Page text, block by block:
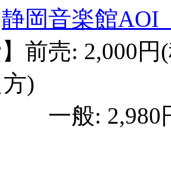
静岡音楽館
】前売: 2,000
)
円(税